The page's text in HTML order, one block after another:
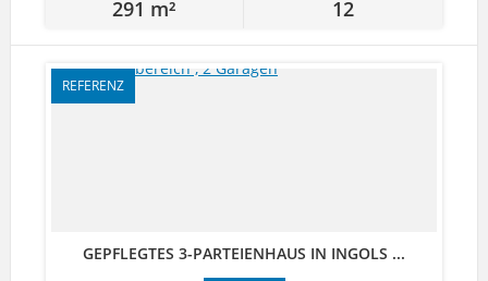
291 m² 12
REFERENZ
GEPFLEGTES 3-PARTEIENHAUS IN INGOLS ...